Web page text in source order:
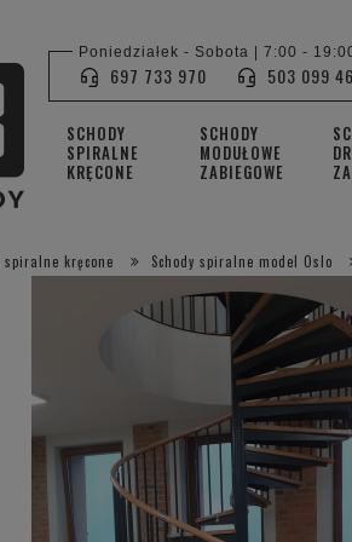
SCHODY
SPIRALNE
KRĘCONE
SCHODY
MODUŁOWE
ZABIEGOWE
Poniedziałek - Sobota | 7:00 -
697 733 970 503 099
spiralne kręcone Schody spiralne model Oslo